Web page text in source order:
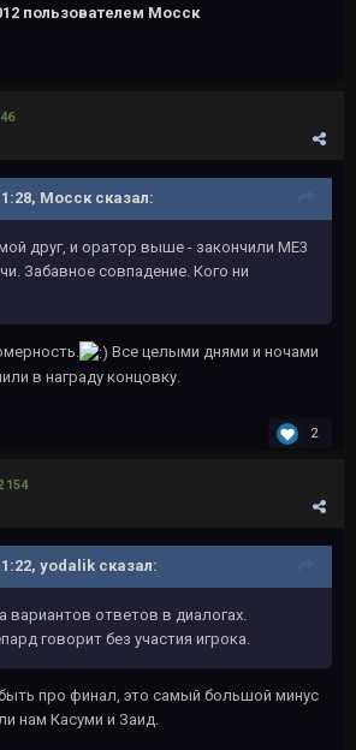
пользователем Мосск
46
Мосск сказал:
друг, и оратор выше - закончили МЕ3
Забавное совпадение. Кого ни
Все целыми днями и ночами
в награду концовку.
2
154
yodalik сказал:
вариантов ответов в диалогах.
говорит без участия игрока.
про финал, это самый большой минус
нам Касуми и Заид.